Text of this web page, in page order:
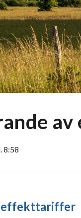
8:58
effekttariffer